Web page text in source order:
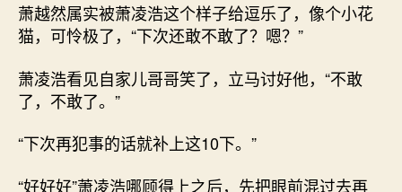
萧越然属实被萧凌浩这个样子给逗乐了，像个小花
猫，可怜极了，“下次还敢不敢了？嗯？”
萧凌浩看见自家儿哥哥笑了，立马讨好他，“不敢
了，不敢了。”
“下次再犯事的话就补上这10下。”
“好好好”萧凌浩哪顾得上之后，先把眼前混过去再